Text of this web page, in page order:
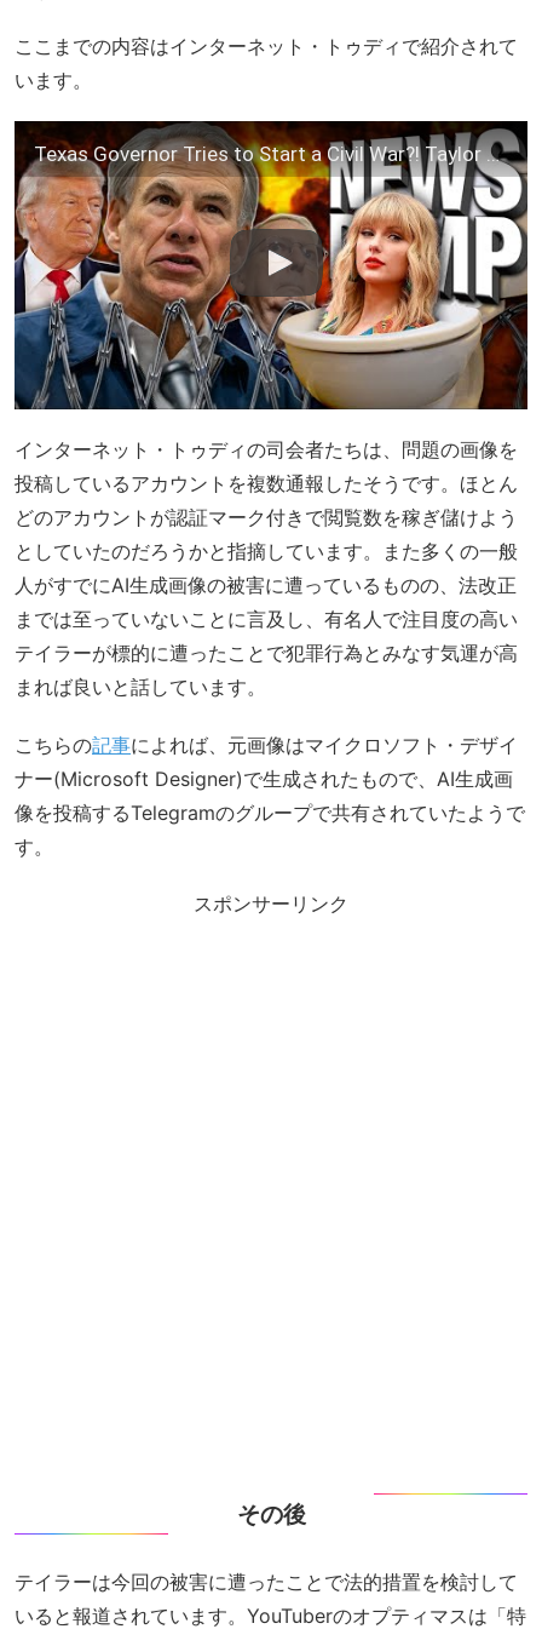
ここまでの内容はインターネット・トゥディで紹介されて
います。
Texas Governor Tries to Start a Civil War?! Taylor Swift's Horrific A.I. Dilemma – News Dump
インターネット・トゥディの司会者たちは、問題の画像を
投稿しているアカウントを複数通報したそうです。ほとん
どのアカウントが認証マーク付きで閲覧数を稼ぎ儲けよう
としていたのだろうかと指摘しています。また多くの一般
人がすでにAI生成画像の被害に遭っているものの、法改正
までは至っていないことに言及し、有名人で注目度の高い
テイラーが標的に遭ったことで犯罪行為とみなす気運が高
まれば良いと話しています。
こちらの記事によれば、元画像はマイクロソフト・デザイ
ナー(Microsoft Designer)で生成されたもので、AI生成画
像を投稿するTelegramのグループで共有されていたようで
す。
スポンサーリンク
その後
テイラーは今回の被害に遭ったことで法的措置を検討して
いると報道されています。YouTuberのオプティマスは「特